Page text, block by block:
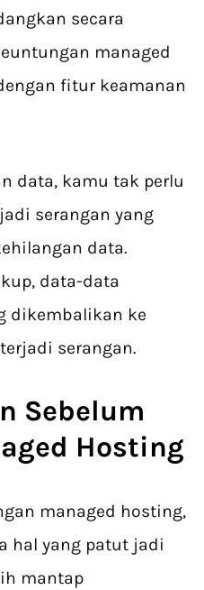
secara
managed
fitur keamanan
data, kamu tak perlu
serangan yang
data.
data-data
dikembalikan ke
serangan.
Sebelum
Hosting
managed hosting,
hal yang patut jadi
mantap